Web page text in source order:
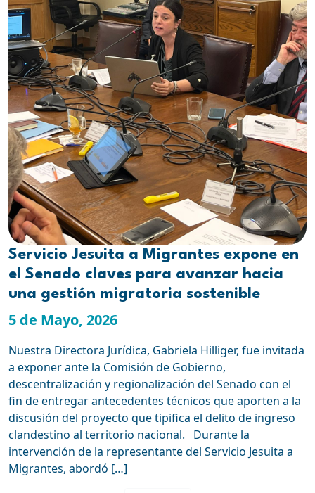
Servicio Jesuita a Migrantes expone en
el Senado claves para avanzar hacia
una gestión migratoria sostenible
5 de Mayo, 2026
Nuestra Directora Jurídica, Gabriela Hilliger, fue invitada
a exponer ante la Comisión de Gobierno,
descentralización y regionalización del Senado con el
fin de entregar antecedentes técnicos que aporten a la
discusión del proyecto que tipifica el delito de ingreso
clandestino al territorio nacional. Durante la
intervención de la representante del Servicio Jesuita a
Migrantes, abordó […]